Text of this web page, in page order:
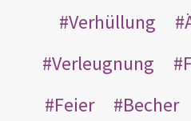
Verhüllung
Verleugnung
Feier
Becher